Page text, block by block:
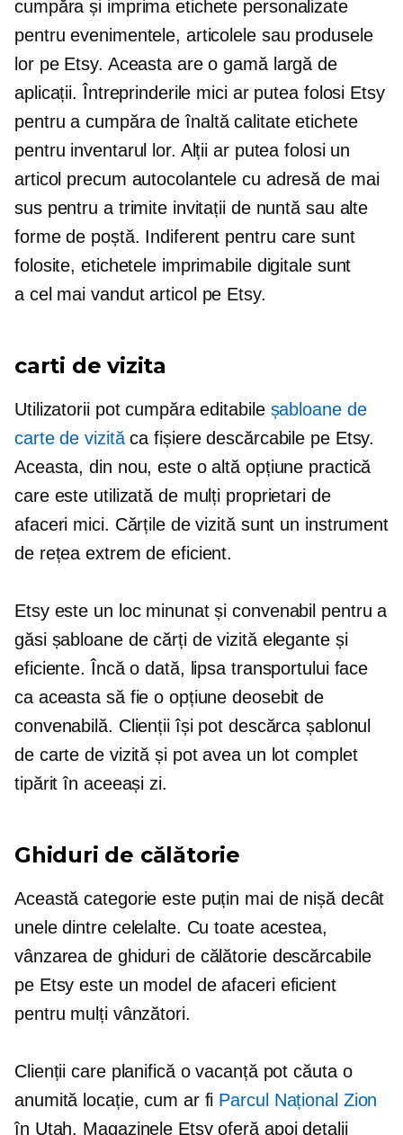
cumpăra și imprima etichete personalizate
pentru evenimentele, articolele sau produsele
lor pe Etsy. Aceasta are o gamă largă de
aplicații. Întreprinderile mici ar putea folosi Etsy
pentru a cumpărade înaltă calitateetichete
pentru inventarul lor. Alții ar putea folosi un
articol precum autocolantele cu adresă de mai
sus pentru a trimite invitații de nuntă sau alte
forme de poștă. Indiferent pentru care sunt
folosite, etichetele imprimabile digitale sunt
a cel mai vandutarticol pe Etsy.
carti de vizita
Utilizatorii pot cumpăra editabile șabloane de
carte de vizităca fișiere descărcabile pe Etsy.
Aceasta, din nou, este o altă opțiune practică
care este utilizată de mulți proprietari de
afaceri mici. Cărțile de vizită sunt un instrument
de rețea extrem de eficient.
Etsy este un loc minunat și convenabil pentru a
găsi șabloane de cărți de vizită elegante și
eficiente. Încă o dată, lipsa transportului face
ca aceasta să fie o opțiune deosebit de
convenabilă. Clienții își pot descărca șablonul
de carte de vizită și pot avea un lot complet
tipărit în aceeași zi.
Ghiduri de călătorie
Această categorie este puțin mai de nișă decât
unele dintre celelalte. Cu toate acestea,
vânzarea de ghiduri de călătorie descărcabile
pe Etsy este un model de afaceri eficient
pentru mulți vânzători.
Clienții care planifică o vacanță pot căuta o
anumită locație, cum ar fi Parcul Național Zion
în Utah. Magazinele Etsy oferă apoi detalii